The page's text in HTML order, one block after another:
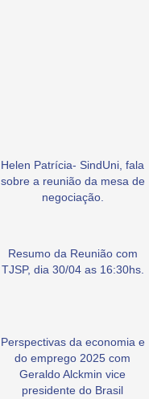
Helen Patrícia- SindUni, fala
sobre a reunião da mesa de
negociação.
Resumo da Reunião com
TJSP, dia 30/04 as 16:30hs.
Perspectivas da economia e
do emprego 2025 com
Geraldo Alckmin vice
presidente do Brasil